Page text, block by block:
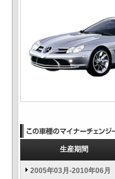
生産期間
2005年03月-2010年06月